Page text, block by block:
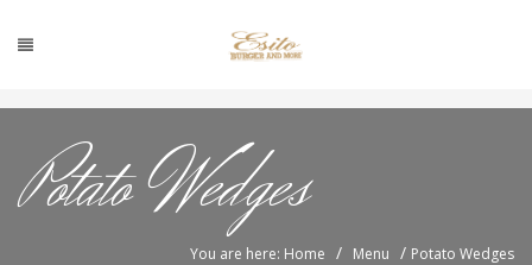
Potato Wedges
You are here: Home / Menu / Potato Wedges